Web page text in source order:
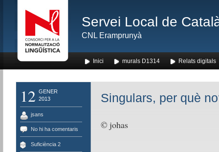
Servei Local de
CNL Eramprunyà
Inici murals D1314 Relats digitals
12 GENER
2013
jsans
No hi ha comentaris
Suficiència 2
Singulars, per què
© johas